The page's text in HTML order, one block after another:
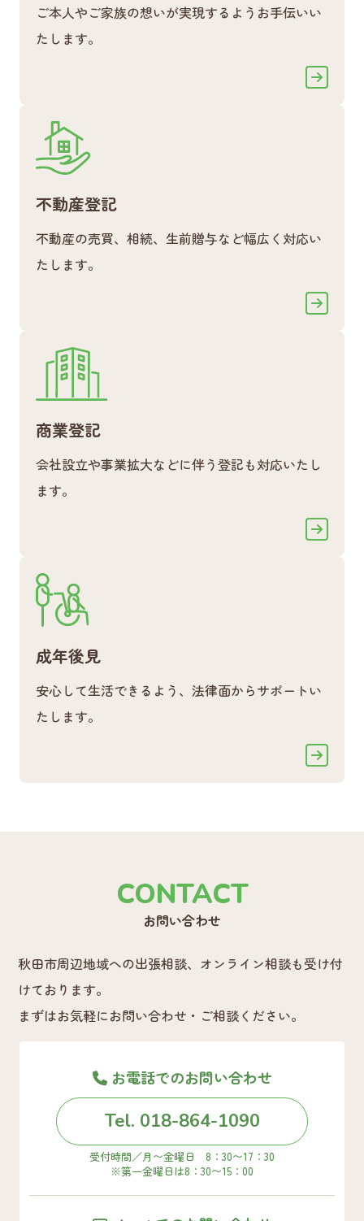
ご本人やご家族の想いが実現するようお手伝いい
たします。
不動産登記
不動産の売買、相続、生前贈与など幅広く対応い
たします。
商業登記
会社設立や事業拡大などに伴う登記も対応いたし
ます。
成年後見
安心して生活できるよう、法律面からサポートい
たします。
CONTACT
お問い合わせ
秋田市周辺地域への出張相談、オンライン相談も受け付
けております。
まずはお気軽にお問い合わせ・ご相談ください。
お電話でのお問い合わせ
Tel. 018-864-1090
受付時間／月〜金曜日 8：30〜17：30
※第一金曜日は8：30〜15：00